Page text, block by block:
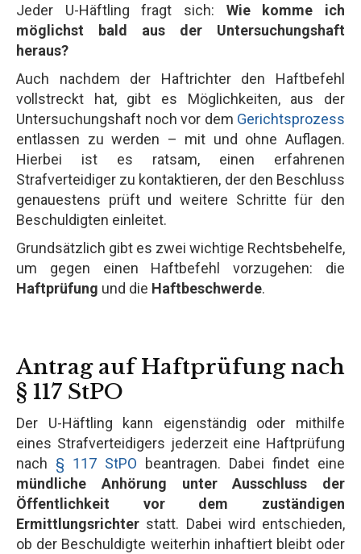
Jeder U-Häftling fragt sich: Wie komme ich
möglichst bald aus der Untersuchungshaft
heraus?
Auch nachdem der Haftrichter den Haftbefehl
vollstreckt hat, gibt es Möglichkeiten, aus der
Untersuchungshaft noch vor dem Gerichtsprozess
entlassen zu werden – mit und ohne Auflagen.
Hierbei ist es ratsam, einen erfahrenen
Strafverteidiger zu kontaktieren, der den Beschluss
genauestens prüft und weitere Schritte für den
Beschuldigten einleitet.
Grundsätzlich gibt es zwei wichtige Rechtsbehelfe,
um gegen einen Haftbefehl vorzugehen: die
Haftprüfung und die Haftbeschwerde.
Antrag auf Haftprüfung nach
§ 117 StPO
Der U-Häftling kann eigenständig oder mithilfe
eines Strafverteidigers jederzeit eine Haftprüfung
nach § 117 StPO beantragen. Dabei findet eine
mündliche Anhörung unter Ausschluss der
Öffentlichkeit vor dem zuständigen
Ermittlungsrichter statt. Dabei wird entschieden,
ob der Beschuldigte weiterhin inhaftiert bleibt oder